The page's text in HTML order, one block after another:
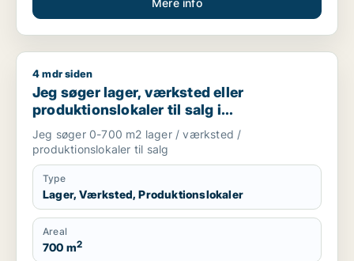
Mere info
Jeg søger lager, værksted eller produktionslokaler til salg i
4 mdr siden
Jeg søger lager, værksted eller
produktionslokaler til salg i
Storkøbenhavn
Jeg søger 0-700 m2 lager / værksted /
produktionslokaler til salg
Type
Lager, Værksted, Produktionslokaler
Areal
700 m2